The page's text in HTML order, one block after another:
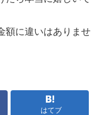
額に違いはありませ
はてブ